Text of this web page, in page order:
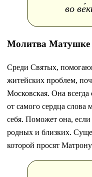
во
Молитва Матушке
Среди Святых,
житейских проблем,
Московская. Она
от самого сердца слова
себя. Поможет она, если
родных и близких.
которой просят